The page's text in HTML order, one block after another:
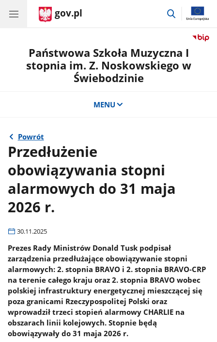
gov.pl
przejdź
Państwowa Szkoła Muzyczna I
stopnia im. Z. Noskowskiego w
Świebodzinie
MENU
Powrót
Przedłużenie
obowiązywania stopni
alarmowych do 31 maja
2026 r.
30.11.2025
Prezes Rady Ministrów Donald Tusk podpisał
zarządzenia przedłużające obowiązywanie stopni
alarmowych: 2. stopnia BRAVO i 2. stopnia BRAVO-CRP
na terenie całego kraju oraz 2. stopnia BRAVO wobec
polskiej infrastruktury energetycznej mieszczącej się
poza granicami Rzeczypospolitej Polski oraz
wprowadził trzeci stopień alarmowy CHARLIE na
obszarach linii kolejowych. Stopnie będą
obowiązywały do 31 maja 2026 r.